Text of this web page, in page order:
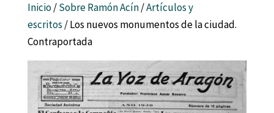
Inicio/Sobre Ramón Acín/Artículos y
escritos / Los nuevos monumentos de la ciudad.
Contraportada